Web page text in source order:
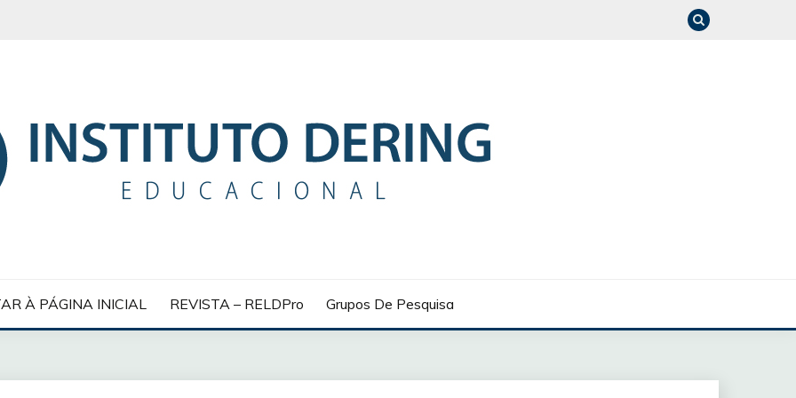
À PÁGINA INICIAL REVISTA – RELDPro Grupos De Pesquisa